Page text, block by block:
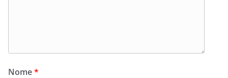
Nome*